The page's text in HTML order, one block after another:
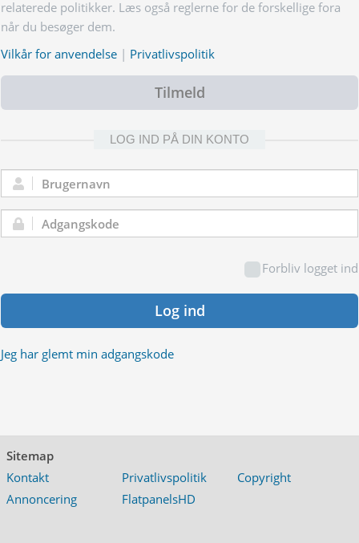
relaterede politikker. Læs også reglerne for de forskellige fora
når du besøger dem.
Vilkår for anvendelse | Privatlivspolitik
Tilmeld
LOG IND PÅ DIN KONTO
Brugernavn:
Adgangskode:
Forbliv logget ind
Log ind
Jeg har glemt min adgangskode
Sitemap
Kontakt
Privatlivspolitik
Copyright
Annoncering
FlatpanelsHD